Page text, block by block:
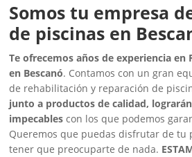
Somos tu empresa
de piscinas en
Te ofrecemos años de experiencia en
en Bescanó. Contamos con un gran
de rehabilitación y reparación de
junto a productos de calidad,
impecables con los que podemos
Queremos que puedas disfrutar de tu
tener que preocuparte de nada.